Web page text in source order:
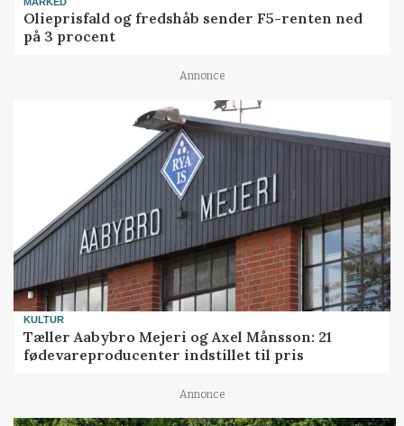
Olieprisfald og fredshåb sender F5-renten ned
på 3 procent
Annonce
KULTUR
Tæller Aabybro Mejeri og Axel Månsson: 21
fødevareproducenter indstillet til pris
Annonce